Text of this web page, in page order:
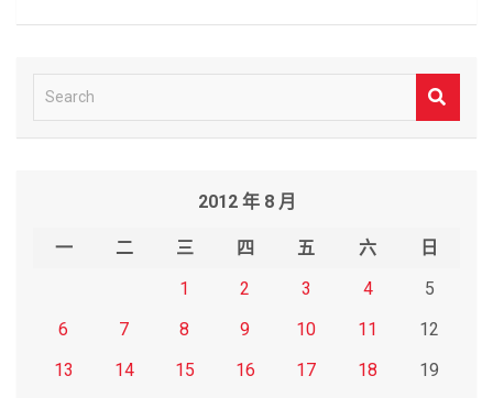
e
2012 年 8 月
一 二 三 四 五 六
日
1
2 3 4
5
6
7 8 9 10 11
12
13
14 15 16 17 18
19